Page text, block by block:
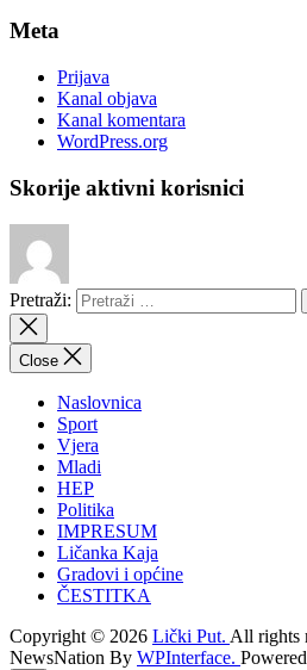
Meta
Prijava
Kanal objava
Kanal komentara
WordPress.org
Skorije aktivni korisnici
Pretraži:
Close
Naslovnica
Sport
Vjera
Mladi
HEP
Politika
IMPRESUM
Ličanka Kaja
Gradovi i općine
ČESTITKA
Copyright © 2026 Lički Put. All rights
NewsNation By WPInterface.